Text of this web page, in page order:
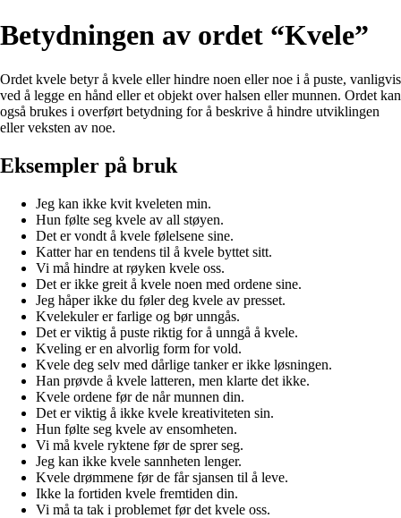
Betydningen av ordet “Kvele”
Ordet kvele betyr å kvele eller hindre noen eller noe i å puste, vanligvis
ved å legge en hånd eller et objekt over halsen eller munnen. Ordet kan
også brukes i overført betydning for å beskrive å hindre utviklingen
eller veksten av noe.
Eksempler på bruk
Jeg kan ikke kvit kveleten min.
Hun følte seg kvele av all støyen.
Det er vondt å kvele følelsene sine.
Katter har en tendens til å kvele byttet sitt.
Vi må hindre at røyken kvele oss.
Det er ikke greit å kvele noen med ordene sine.
Jeg håper ikke du føler deg kvele av presset.
Kvelekuler er farlige og bør unngås.
Det er viktig å puste riktig for å unngå å kvele.
Kveling er en alvorlig form for vold.
Kvele deg selv med dårlige tanker er ikke løsningen.
Han prøvde å kvele latteren, men klarte det ikke.
Kvele ordene før de når munnen din.
Det er viktig å ikke kvele kreativiteten sin.
Hun følte seg kvele av ensomheten.
Vi må kvele ryktene før de sprer seg.
Jeg kan ikke kvele sannheten lenger.
Kvele drømmene før de får sjansen til å leve.
Ikke la fortiden kvele fremtiden din.
Vi må ta tak i problemet før det kvele oss.